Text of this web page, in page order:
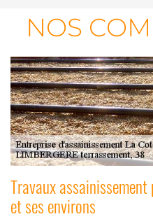
NOS
Travaux
et ses environs